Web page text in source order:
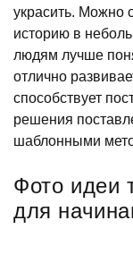
украсить. Можно
историю в
людям лучше
отлично
способствует
решения
шаблонными
Фото идеи
для